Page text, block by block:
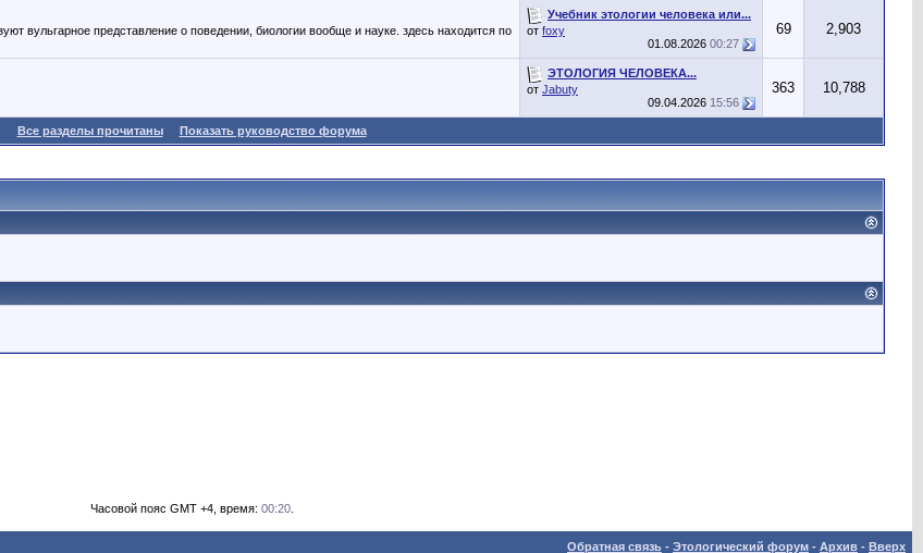
вульгарное представление о поведении, биологии вообще и науке. здесь находится по
Учебник этологии человека или...
от foxy
01.08.2026 00:27
69 2,903
ЭТОЛОГИЯ ЧЕЛОВЕКА...
от Jabuty
09.04.2026 15:56
363 10,788
Все разделы прочитаны Показать руководство форума
Часовой пояс GMT +4, время: 00:20.
Обратная связь - Этологический форум - Архив - Вверх